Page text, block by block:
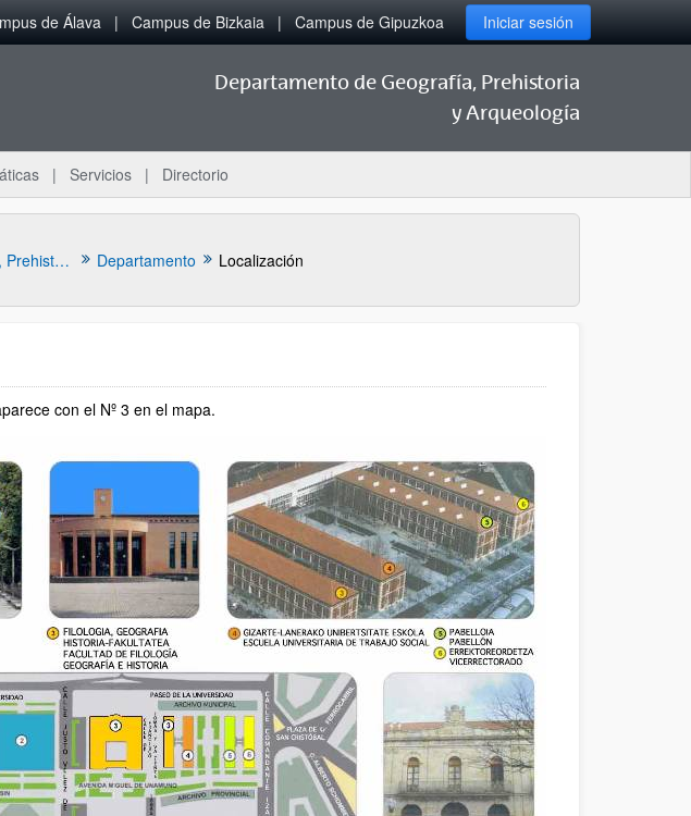
de Álava Campus de Bizkaia Campus de Gipuzkoa Iniciar sesión
Departamento de Geografía, Prehistoria
y Arqueología
Servicios Directorio
Inicio Departamento de Geografía, Prehistoria y Arqueología Departamento Localización
con el Nº 3 en el mapa.